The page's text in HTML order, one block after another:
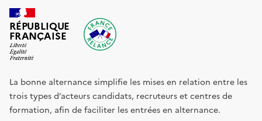
RÉPUBLIQUE
FRANÇAISE
La bonne alternance simplifie les mises en relation entre les
trois types d’acteurs candidats, recruteurs et centres de
formation, afin de faciliter les entrées en alternance.